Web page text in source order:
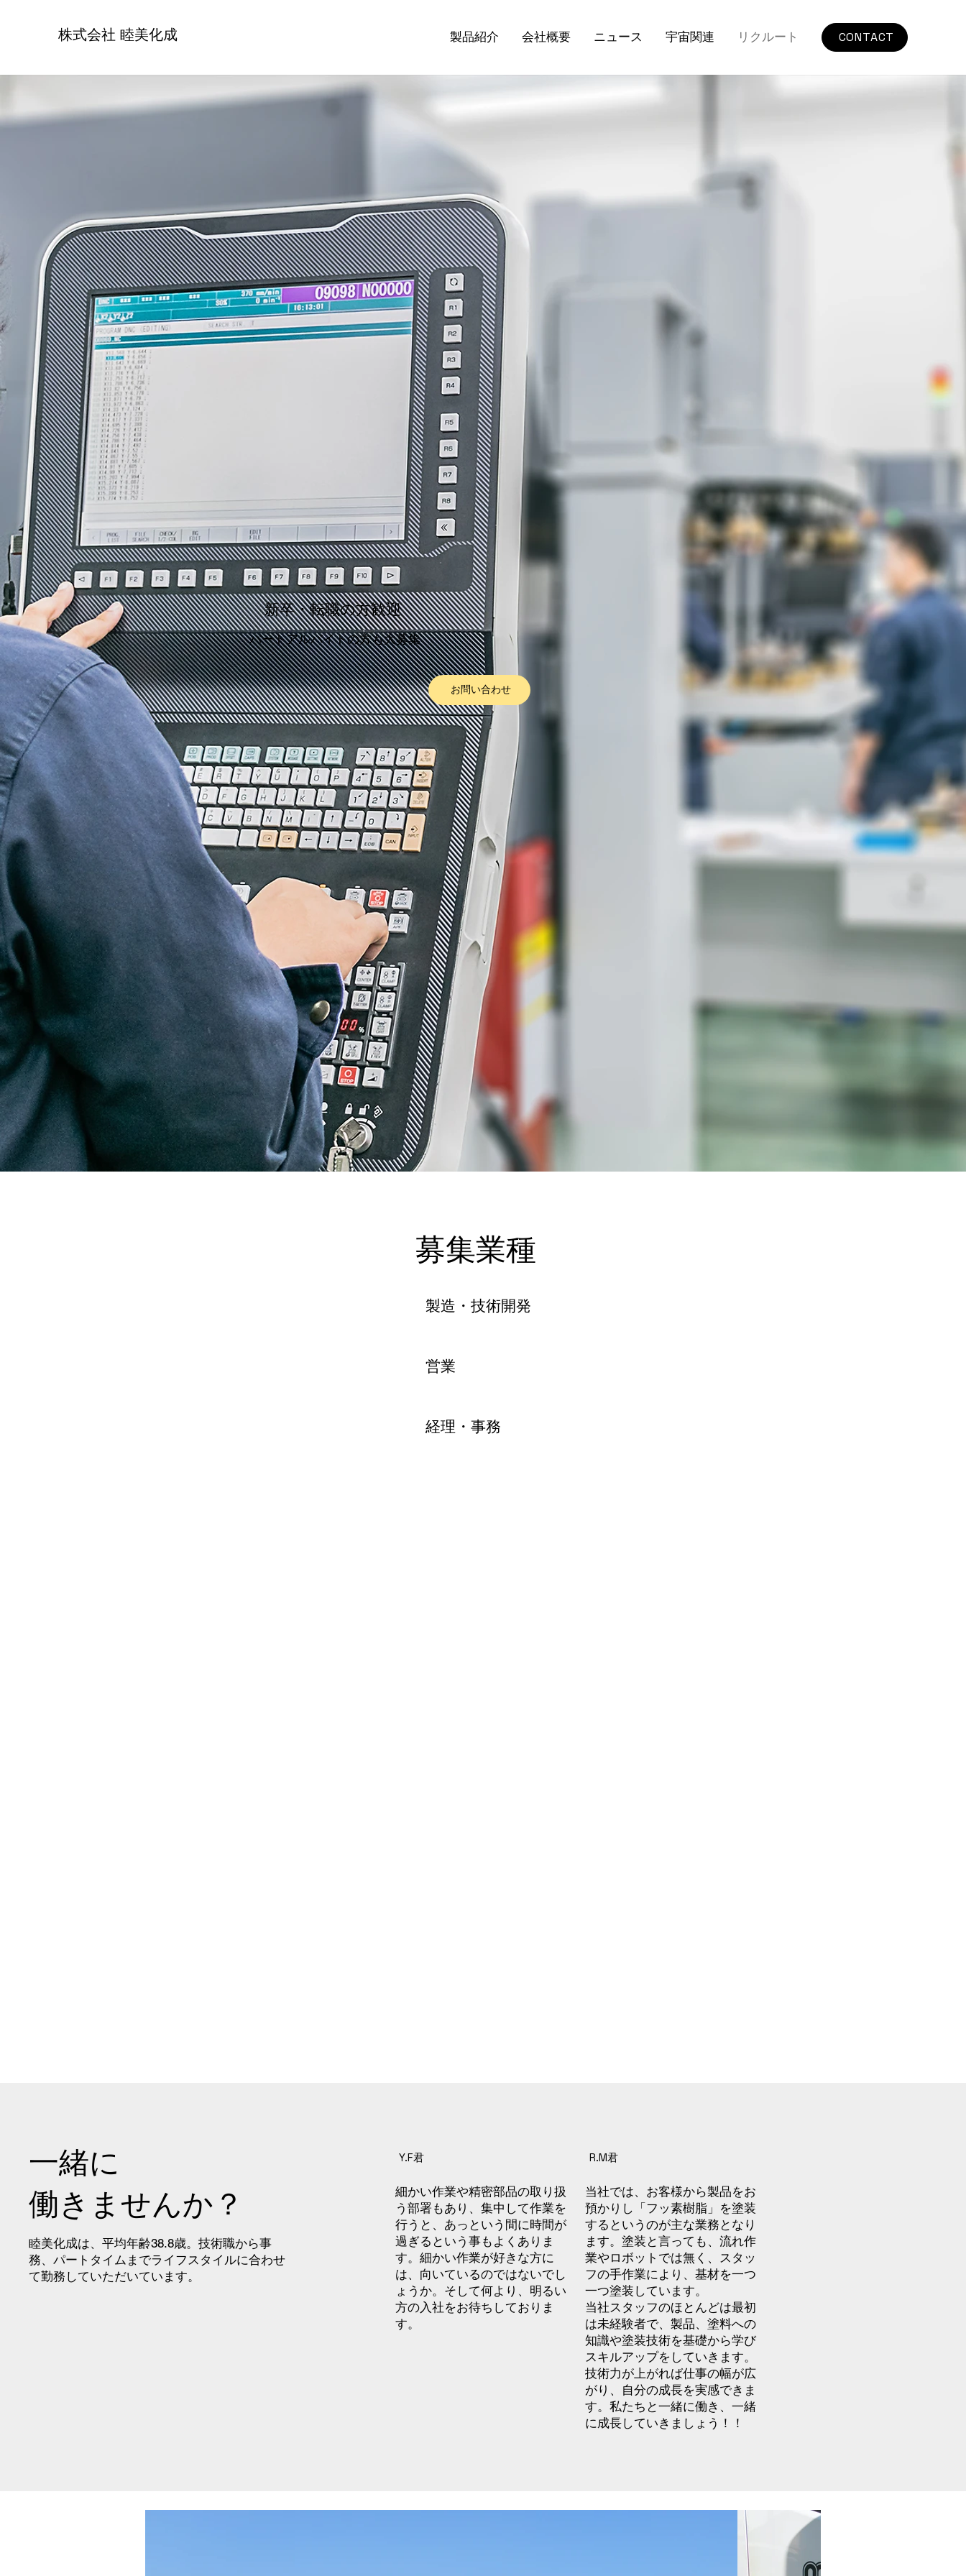
CONTACT
製品紹介 会社概要 ニュース 宇宙関連 リクルート
株式会社 睦美化成
新卒・転職の方歓迎
パートアルバイトの方も大募集
お問い合わせ
製造・技術開発
営業
経理・事務
​募集業種
睦美化成は、平均年齢38.8歳。技術職から事
務、パートタイムまでライフスタイルに合わせ
て勤務していただいています。​
一緒に
​働きませんか？
細かい作業や精密部品の取り扱
う部署もあり、集中して作業を
行うと、あっという間に時間が
過ぎるという事もよくありま
す。細かい作業が好きな方に
は、向いているのではないでし
ょうか。そして何より、明るい
方の入社をお待ちしておりま
す。
Y.F君
当社では、お客様から製品をお
預かりし「フッ素樹脂」を塗装
するというのが主な業務となり
ます。塗装と言っても、流れ作
業やロボットでは無く、スタッ
フの手作業により、基材を一つ
一つ塗装しています。
当社スタッフのほとんどは最初
は未経験者で、製品、塗料への
知識や塗装技術を基礎から学び
スキルアップをしていきます。
技術力が上がれば仕事の幅が広
がり、自分の成長を実感できま
す。私たちと一緒に働き、一緒
に成長していきましょう！！
R.M君